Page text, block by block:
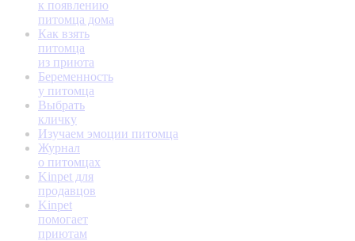
к появлению
питомца дома
Как взять
питомца
из приюта
Беременность
у питомца
Выбрать
кличку
Изучаем эмоции питомца
Журнал
о питомцах
Kinpet для
продавцов
Kinpet
помогает
приютам